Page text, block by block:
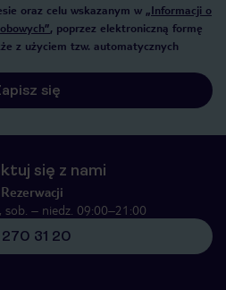
oraz celu wskazanym w „Informacji o
, poprzez elektroniczną formę
z użyciem tzw. automatycznych
się
się z nami
– niedz. 09:00–21:00
31 20